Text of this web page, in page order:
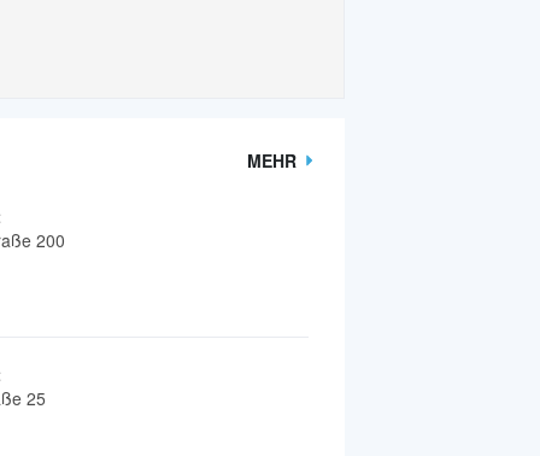
MEHR
200
25